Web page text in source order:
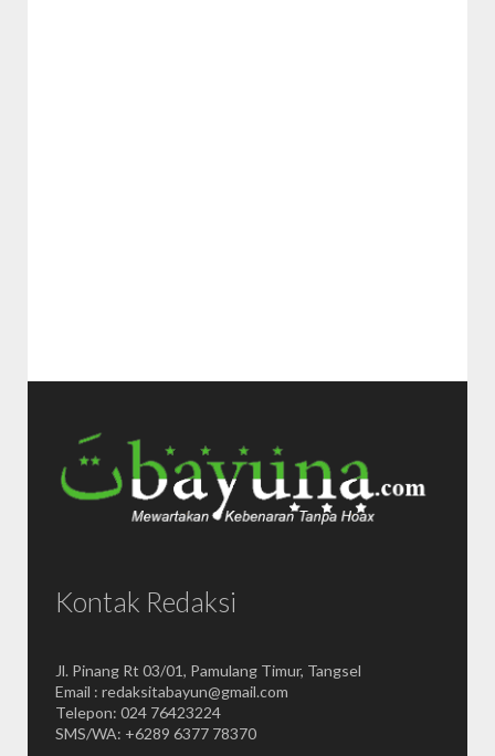
Kontak Redaksi
Jl. Pinang Rt 03/01, Pamulang Timur, Tangsel
Email : redaksitabayun@gmail.com
Telepon: 024 76423224
SMS/WA: +6289 6377 78370